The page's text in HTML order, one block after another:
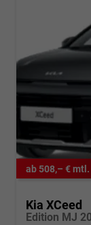
ab 508,– € mtl.
Kia XCeed